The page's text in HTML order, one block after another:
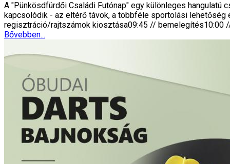
A "Pünkösdfürdői Családi Futónap" egy különleges hangulatú
kapcsolódik - az eltérő távok, a többféle sportolási
regisztráció/rajtszámok kiosztása09:45 // bemelegítés10:00
Bővebben...